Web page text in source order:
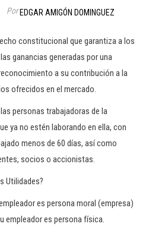
Por EDGAR AMIGÓN DOMINGUEZ
constitucional que garantiza a los
ganancias generadas por una
a su contribución a la
ofrecidos en el mercado.
personas trabajadoras de la
ya no estén laborando en ella, con
menos de 60 días, así como
socios o accionistas.
Utilidades?
es persona moral (empresa)
empleador es persona física.